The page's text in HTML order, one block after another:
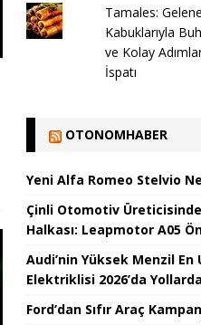
Tamales:
Kabuklarıyla
ve Kolay
İspatı
OTONOMHABER
Yeni Alfa Romeo Stelvio
Çinli Otomotiv
Halkası: Leapmotor A05
Audi’nin Yüksek Menzil En
Elektriklisi 2026’da Yollarda
Ford’dan Sıfır Araç